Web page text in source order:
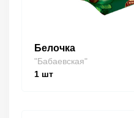
Белочка
"Бабаевская"
1 шт